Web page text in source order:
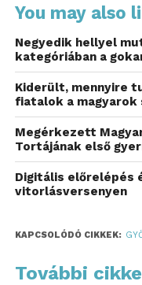
fesztivál fellépési
In B zenekarnak,
tartalomkészítési
Project
A legjobb kilenc
produkcióval
értékelt. Az
online szavazatai
sorrendje. A
Linczényi Márkó,
You may also
Negyedik hellyel
kategóriában a
Kiderült, mennyire
fiatalok a magyarok
Megérkezett
Tortájának első
Digitális előrelépés
vitorlásversenyen
KAPCSOLÓDÓ CIKKEK:
További